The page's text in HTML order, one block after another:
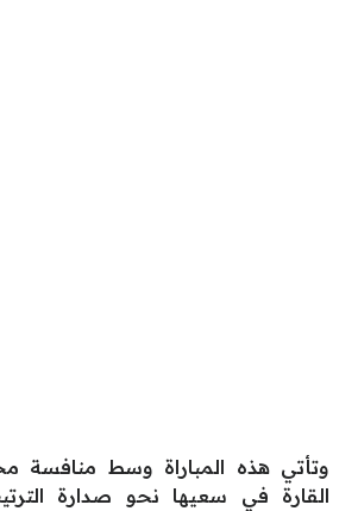
وتأتي هذه المباراة وسط منافسة
القارة في سعيها نحو صدارة